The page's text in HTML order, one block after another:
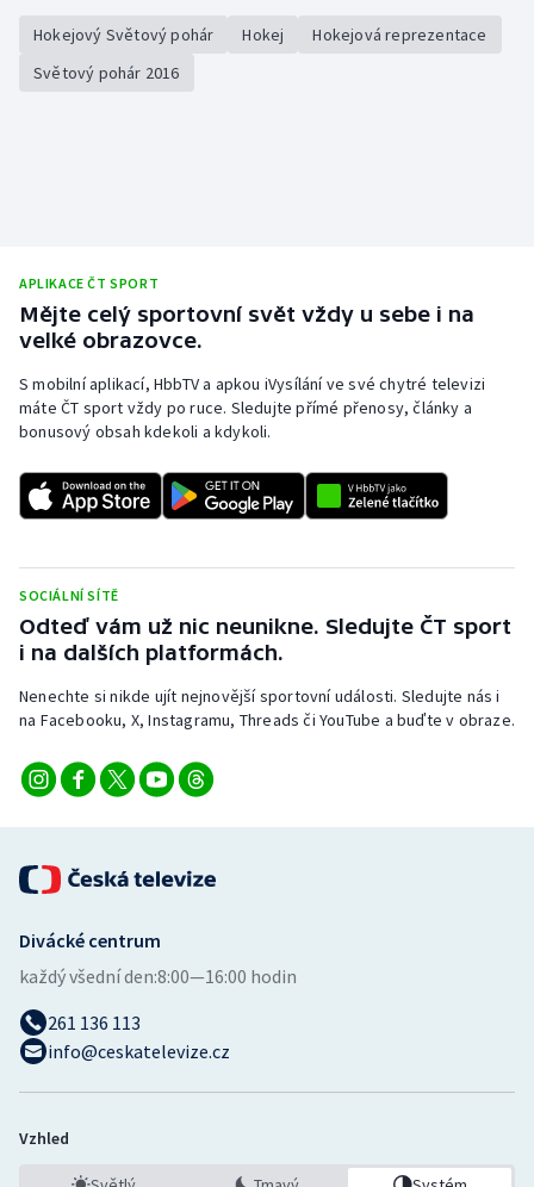
Hokejový Světový pohár Hokej
Hokejová reprezentace
Světový pohár 2016
APLIKACE ČT SPORT
Mějte celý sportovní svět vždy u sebe i na
velké obrazovce.
S mobilní aplikací, HbbTV a apkou iVysílání ve své chytré televizi
máte ČT sport vždy po ruce. Sledujte přímé přenosy, články a
bonusový obsah kdekoli a kdykoli.
SOCIÁLNÍ SÍTĚ
Odteď vám už nic neunikne. Sledujte ČT sport
i na dalších platformách.
Nenechte si nikde ujít nejnovější sportovní události. Sledujte nás i
na Facebooku, X, Instagramu, Threads či YouTube a buďte v obraze.
Divácké centrum
každý všední den:8:00—16:00 hodin
261 136 113
info@ceskatelevize.cz
Vzhled